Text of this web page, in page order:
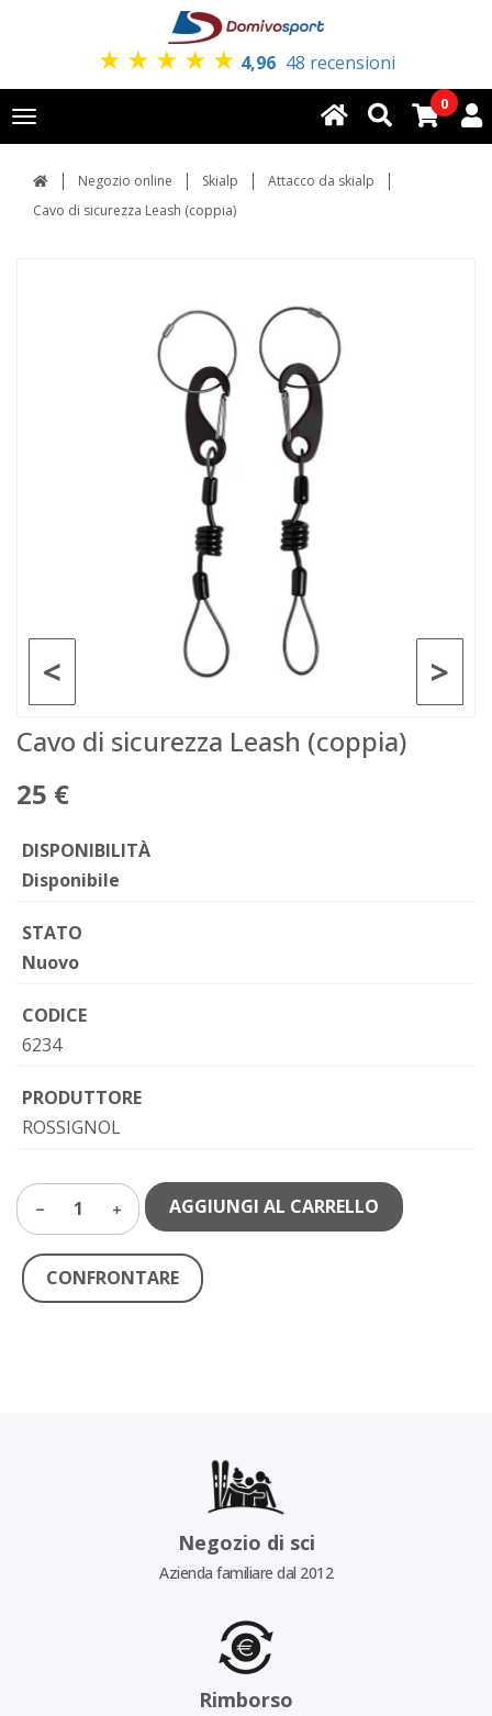
★ ★ ★ ★ ★ 4,96 48 recensioni
Toggle
navigation
0
Negozio online Skialp
Attacco da skialp
Cavo di sicurezza Leash (coppia)
>
<
Cavo di sicurezza Leash (coppia)
25 €
DISPONIBILITÀ
Disponibile
STATO
Nuovo
CODICE
6234
PRODUTTORE
ROSSIGNOL
1 AGGIUNGI AL CARRELLO
CONFRONTARE
Negozio di sci
Azienda familiare dal 2012
Rimborso